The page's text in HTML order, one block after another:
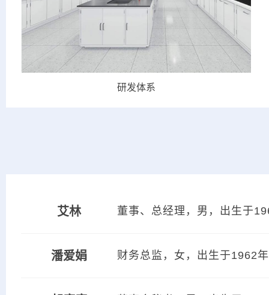
专门化技术平台建设
艾林 董事、总经理，男，出生于
潘爱娟 财务总监，女，出生于1962